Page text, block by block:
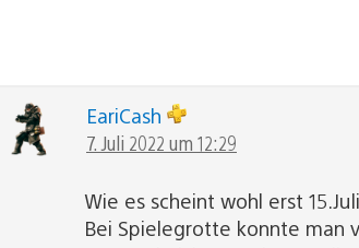
EariCash
7. Juli 2022 um 12:29
Wie es scheint wohl erst 15.Juli,
Bei Spielegrotte konnte man